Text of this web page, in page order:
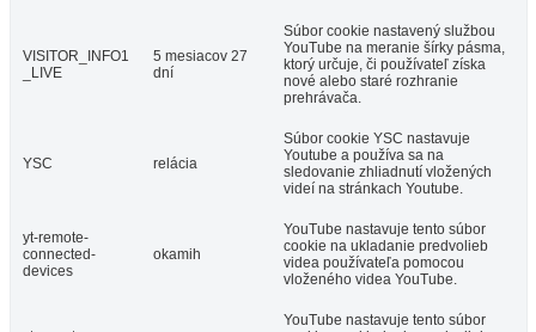
VISITOR_INFO1
_LIVE
5 mesiacov 27
dní
Súbor cookie nastavený službou
YouTube na meranie šírky pásma,
ktorý určuje, či používateľ získa
nové alebo staré rozhranie
prehrávača.
YSC relácia
Súbor cookie YSC nastavuje
Youtube a používa sa na
sledovanie zhliadnutí vložených
videí na stránkach Youtube.
yt-remote-
connected-
devices
okamih
YouTube nastavuje tento súbor
cookie na ukladanie predvolieb
videa používateľa pomocou
vloženého videa YouTube.
YouTube nastavuje tento súbor